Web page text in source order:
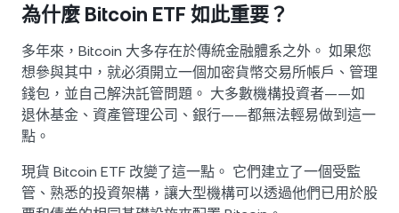
為什麼 Bitcoin ETF 如此重要？
多年來，Bitcoin 大多存在於傳統金融體系之外。 如果您
想參與其中，就必須開立一個加密貨幣交易所帳戶、管理
錢包，並自己解決託管問題。 大多數機構投資者——如
退休基金、資產管理公司、銀行——都無法輕易做到這一
點。
現貨 Bitcoin ETF 改變了這一點。 它們建立了一個受監
管、熟悉的投資架構，讓大型機構可以透過他們已用於股